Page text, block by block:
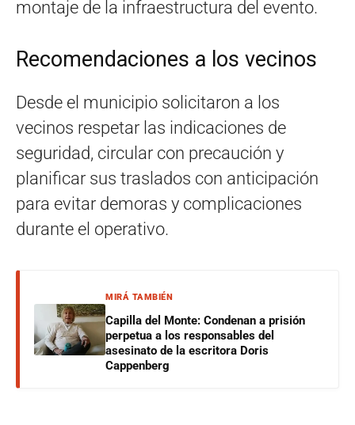
montaje de la infraestructura del evento.
Recomendaciones a los vecinos
Desde el municipio solicitaron a los
vecinos respetar las indicaciones de
seguridad, circular con precaución y
planificar sus traslados con anticipación
para evitar demoras y complicaciones
durante el operativo.
MIRÁ TAMBIÉN
Capilla del Monte: Condenan a prisión
perpetua a los responsables del
asesinato de la escritora Doris
Cappenberg